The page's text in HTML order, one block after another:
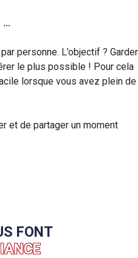
personne. L’objectif ? Garder
le plus possible ! Pour cela
lorsque vous avez plein de
et de partager un moment
FONT